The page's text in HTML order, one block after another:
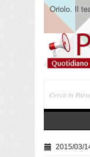
Oriolo. Il
2015/03/